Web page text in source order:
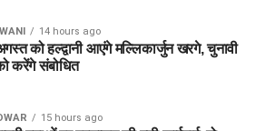
एजुकेशन)
डोमेस्टिक साइंस टीचर
A)
14 hours ago
को हल्द्वानी आएंगे मल्लिकार्जुन खरगे, चुनावी
करेंगे संबोधित
15 hours ago